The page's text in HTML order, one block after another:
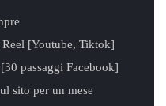
[Youtube, Tiktok]
passaggi Facebook]
sito per un mese